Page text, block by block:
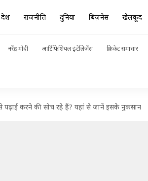
देश राजनीति दुनिया बिज़नेस खेलकूद
नरेंद्र मोदी आर्टिफिशियल इंटेलिजेंस क्रिकेट समाचार
से पढ़ाई करने की सोच रहे हैं? यहां से जानें इसके नुकसान